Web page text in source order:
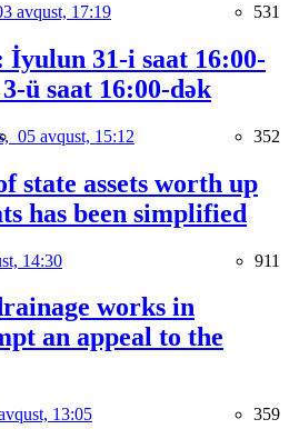
avqust, 17:19 531
İyulun 31-i saat 16:00-
ü saat 16:00-dək
05 avqust, 15:12 352
state assets worth up
has been simplified
14:30 911
works in
an appeal to the
13:05 359